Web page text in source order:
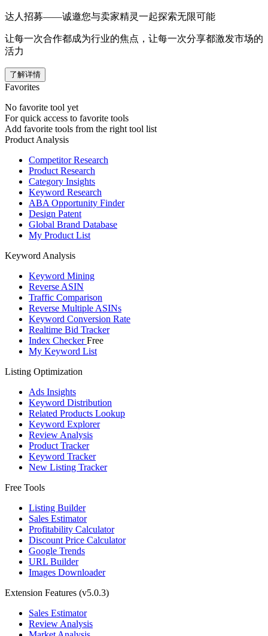
达人招募——诚邀您与卖家精灵一起探索无限可能
让每一次合作都成为行业的焦点，让每一次分享都激发市场的
活力
了解详情
Favorites
No favorite tool yet
For quick access to favorite tools
Add favorite tools from the right tool list
Product Analysis
Competitor Research
Product Research
Category Insights
Keyword Research
ABA Opportunity Finder
Design Patent
Global Brand Database
My Product List
Keyword Analysis
Keyword Mining
Reverse ASIN
Traffic Comparison
Reverse Multiple ASINs
Keyword Conversion Rate
Realtime Bid Tracker
Index CheckerFree
My Keyword List
Listing Optimization
Ads Insights
Keyword Distribution
Related Products Lookup
Keyword Explorer
Review Analysis
Product Tracker
Keyword Tracker
New Listing Tracker
Free Tools
Listing Builder
Sales Estimator
Profitability Calculator
Discount Price Calculator
Google Trends
URL Builder
Images Downloader
Extension Features (v5.0.3)
Sales Estimator
Review Analysis